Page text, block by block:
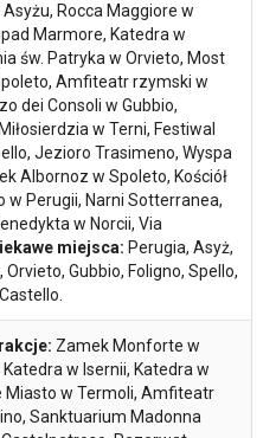
Rocca Maggiore w
Marmore, Katedra w
św. Patryka w Orvieto, Most
Amfiteatr rzymski w
dei Consoli w Gubbio,
w Terni, Festiwal
Jezioro Trasimeno, Wyspa
Albornoz w Spoleto, Kościół
w Perugii, Narni Sotterranea,
w Norcii, Via
miejsca: Perugia, Asyż,
Orvieto, Gubbio, Foligno, Spello,
Zamek Monforte w
w Isernii, Katedra w
Miasto w Termoli, Amfiteatr
Sanktuarium Madonna